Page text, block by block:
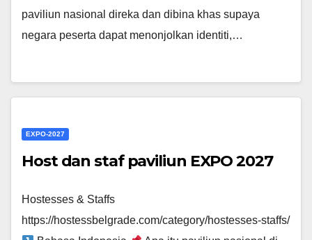
paviliun nasional direka dan dibina khas supaya
negara peserta dapat menonjolkan identiti,…
EXPO-2027
Host dan staf paviliun EXPO 2027
Hostesses & Staffs
https://hostessbelgrade.com/category/hostesses-staffs/